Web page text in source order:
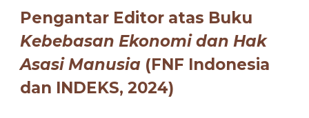
Pengantar Editor atas Buku
Kebebasan Ekonomi dan Hak
Asasi Manusia (FNF Indonesia
dan INDEKS, 2024)